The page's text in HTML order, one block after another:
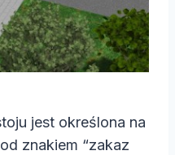
jest określona na
znakiem “zakaz